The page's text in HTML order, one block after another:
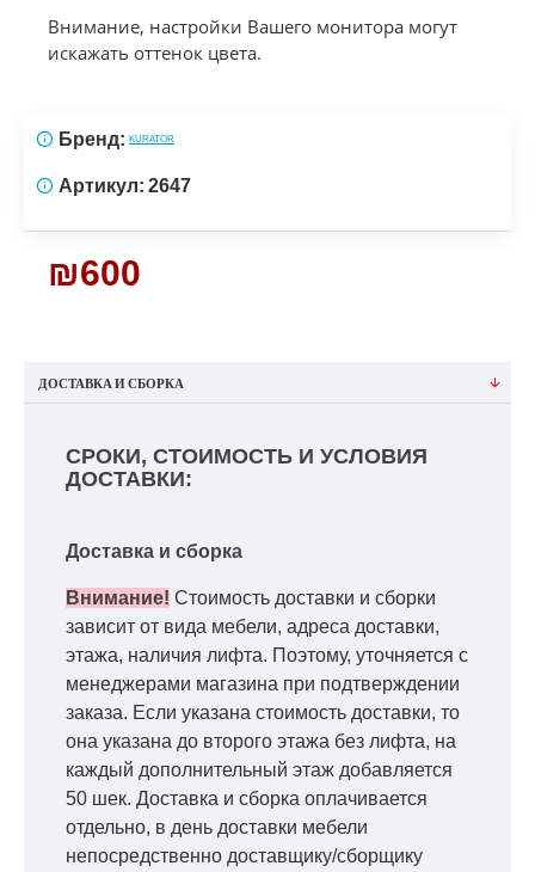
Внимание, настройки Вашего монитора могут
искажать оттенок цвета.
₪600
Бренд: KURATOR
Артикул: 2647
ДОСТАВКА И СБОРКА
СРОКИ, СТОИМОСТЬ И УСЛОВИЯ
ДОСТАВКИ:
Доставка и сборка
Внимание! Стоимость доставки и сборки
зависит от вида мебели, адреса доставки,
этажа, наличия лифта. Поэтому, уточняется с
менеджерами магазина при подтверждении
заказа. Если указана стоимость доставки, то
она указана до второго этажа без лифта, на
каждый дополнительный этаж добавляется
50 шек. Доставка и сборка оплачивается
отдельно, в день доставки мебели
непосредственно доставщику/сборщику